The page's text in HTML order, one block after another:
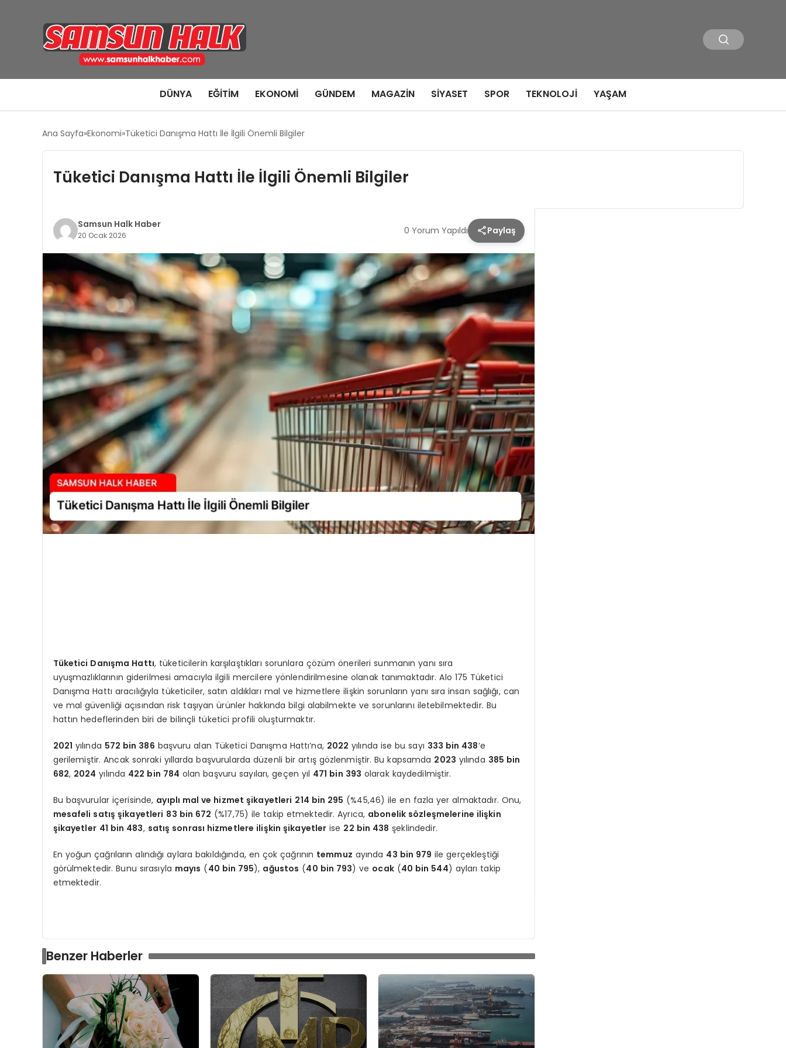
DÜNYA EĞITIM EKONOMI GÜNDEM MAGAZIN SIYASET SPOR TEKNOLOJI YAŞAM
Ana Sayfa Ekonomi Tüketici Danışma Hattı İle İlgili Önemli Bilgiler
Tüketici Danışma Hattı İle İlgili Önemli Bilgiler
Samsun Halk Haber
20 Ocak 2026 0 Yorum Yapıldı Paylaş
Tüketici Danışma Hattı, tüketicilerin karşılaştıkları sorunlara çözüm önerileri sunmanın yanı sıra
uyuşmazlıklarının giderilmesi amacıyla ilgili mercilere yönlendirilmesine olanak tanımaktadır. Alo 175 Tüketici
Danışma Hattı aracılığıyla tüketiciler, satın aldıkları mal ve hizmetlere ilişkin sorunların yanı sıra insan sağlığı, can
ve mal güvenliği açısından risk taşıyan ürünler hakkında bilgi alabilmekte ve sorunlarını iletebilmektedir. Bu
hattın hedeflerinden biri de bilinçli tüketici profili oluşturmaktır.
2021 yılında 572 bin 386 başvuru alan Tüketici Danışma Hattı’na, 2022 yılında ise bu sayı 333 bin 438‘e
gerilemiştir. Ancak sonraki yıllarda başvurularda düzenli bir artış gözlenmiştir. Bu kapsamda 2023 yılında 385 bin
682, 2024 yılında 422 bin 784 olan başvuru sayıları, geçen yıl 471 bin 393 olarak kaydedilmiştir.
Bu başvurular içerisinde, ayıplı mal ve hizmet şikayetleri 214 bin 295 (%45,46) ile en fazla yer almaktadır. Onu,
mesafeli satış şikayetleri 83 bin 672 (%17,75) ile takip etmektedir. Ayrıca, abonelik sözleşmelerine ilişkin
şikayetler 41 bin 483, satış sonrası hizmetlere ilişkin şikayetler ise 22 bin 438 şeklindedir.
En yoğun çağrıların alındığı aylara bakıldığında, en çok çağrının temmuz ayında 43 bin 979 ile gerçekleştiği
görülmektedir. Bunu sırasıyla mayıs (40 bin 795), ağustos (40 bin 793) ve ocak(40 bin 544) ayları takip
etmektedir.
Benzer Haberler